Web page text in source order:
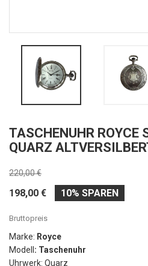
TASCHENUHR
QUARZ
220,00 €
198,00 € 10% SPAREN
Bruttopreis
Marke: Royce
Modell : Taschenuhr
Uhrwerk: Quarz